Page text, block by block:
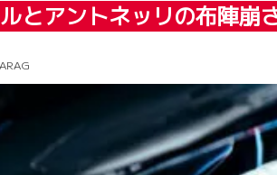
とアントネッリの布陣